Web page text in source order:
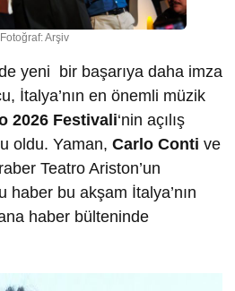
Fotoğraf: Arşiv
yeni bir başarıya daha imza
İtalya’nın en önemli müzik
2026 Festivali‘nin açılış
oldu. Yaman, Carlo Conti ve
Teatro Ariston’un
haber bu akşam İtalya’nın
haber bülteninde